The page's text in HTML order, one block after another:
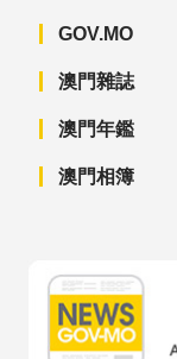
GOV.MO
澳門雜誌
澳門年鑑
澳門相簿